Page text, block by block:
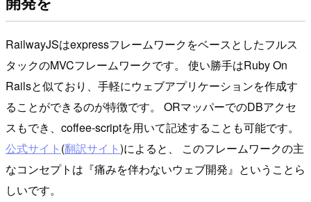
RailwayJSはexpressフレームワークをベースとしたフルス
タックのMVCフレームワークです。 使い勝手はRuby On
Railsと似ており、手軽にウェブアプリケーションを作成す
ることができるのが特徴です。 ORマッパーでのDBアクセ
スもでき、coffee-scriptを用いて記述することも可能です。
公式サイト (翻訳サイト)によると、 このフレームワークの主
なコンセプトは『痛みを伴わないウェブ開発』ということら
しいです。